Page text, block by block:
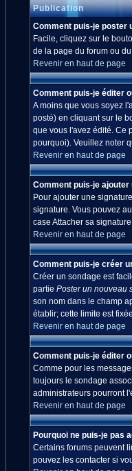
Publication
Comment puis-je poster
Facile, cliquez sur le
de la page du forum ou
Revenir en haut de page
Comment puis-je éditer
A moins que vous soyez
posté) en cliquant sur le
que vous l'avez édité. Ce
pourquoi). Veuillez noter
Revenir en haut de page
Comment puis-je
Pour ajouter une
signature. Vous pouvez
case Attacher sa
Revenir en haut de page
Comment puis-je créer
Créer un sondage est
partie Poster un nouveau
son nom dans le champ
établir; cette limite est
Revenir en haut de page
Comment puis-je éditer
Comme pour les
toujours le sondage
administrateurs pourront
Revenir en haut de page
Pourquoi ne puis-je pas
Certains forums peuvent
pouvez les contacter si